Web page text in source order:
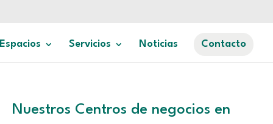
Espacios Servicios Noticias Contacto
Nuestros Centros de negocios en